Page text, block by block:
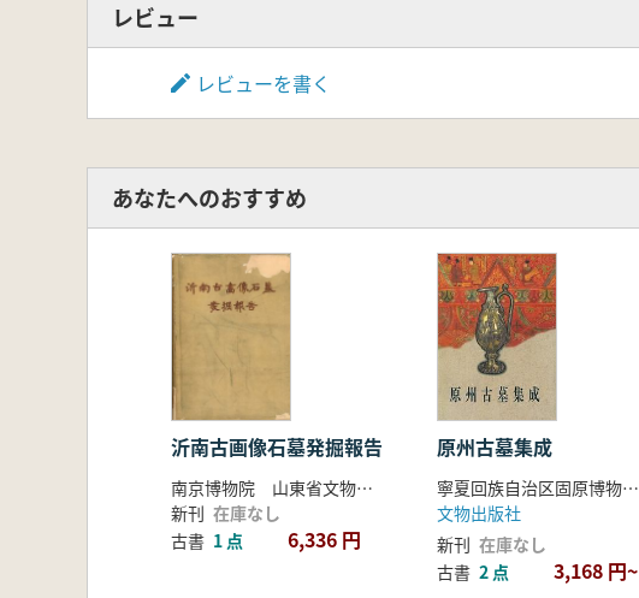
レビュー
レビューを書く
あなたへのおすすめ
沂南古画像石墓発掘報告
南京博物院 山東省文物管理処合 編
新刊 在庫なし
古書 1 点 6,336 円
原州古墓集成
寧夏回族自治区固原博物館 中日原州連合考古隊 編
文物出版社
新刊 在庫なし
古書 2 点 3,168 円~